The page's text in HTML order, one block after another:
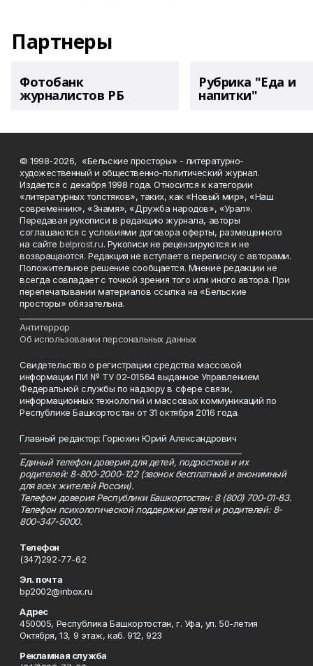
Партнеры
Фотобанк
журналистов РБ
Рубрика "Еда и
напитки"
© 1998-2026, «Бельские просторы» - литературно-
художественный и общественно-политический журнал.
Издается с декабря 1998 года. Относится к категории
«литературных толстяков», таких, как «Новый мир», «Наш
современник», «Знамя», «Дружба народов», «Урал».
Передавая рукописи в редакцию журнала, авторы
соглашаются с условиями договора оферты, размещенного
на сайтеbelprost.ru. Рукописи не рецензируются и не
возвращаются. Редакция не вступает в переписку с авторами.
Положительное решение сообщается. Мнение редакции не
всегда совпадает с точкой зрения того или иного автора. При
перепечатывании материалов ссылка на «Бельские
просторы» обязательна.
Антитеррор
Об использовании персональных данных
Свидетельство о регистрации средства массовой
информации ПИ № ТУ 02-01564 выданное Управлением
Федеральной службы по надзору в сфере связи,
информационных технологий и массовых коммуникаций по
Республике Башкортостан от 31 октября 2016 года.
Главный редактор: Горюхин Юрий Александрович
Единый телефон доверия для детей, подростков и их
родителей: 8-800-2000-122 (звонок бесплатный и анонимный
для всех жителей России).
Телефон доверия Республики Башкортостан: 8 (800) 700-01-83.
Телефон психологической поддержки детей и родителей: 8-
800-347-5000.
Телефон
(347)292-77-62
Эл. почта
bp2002@inbox.ru
Адрес
450005, Республика Башкортостан, г. Уфа, ул. 50-летия
Октября, 13, 9 этаж, каб. 912, 923
Рекламная служба